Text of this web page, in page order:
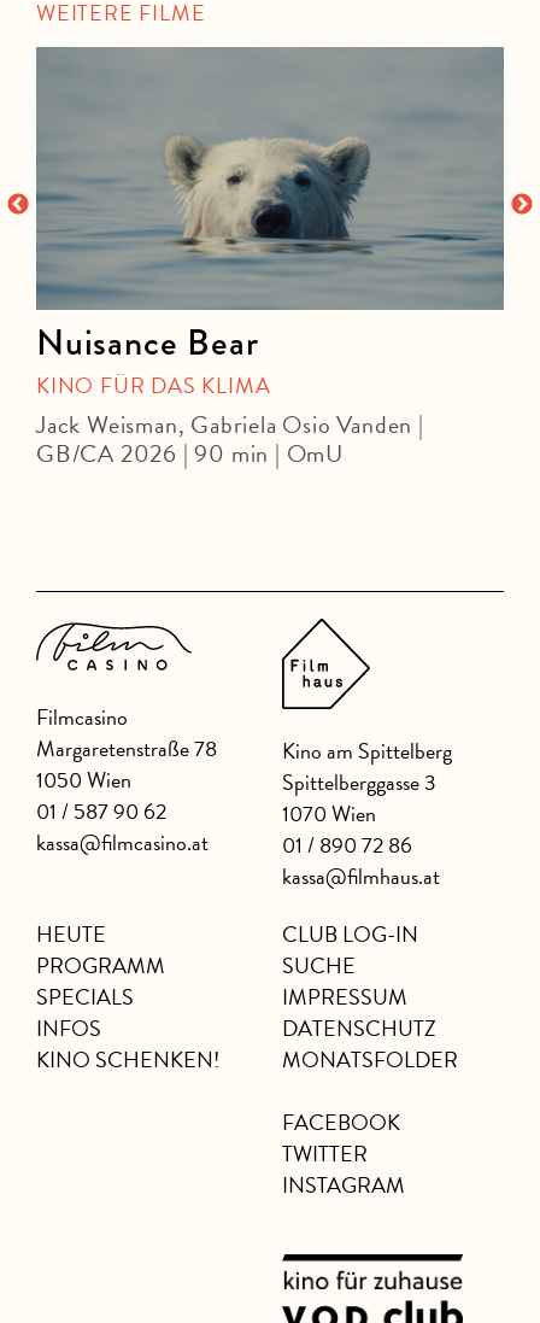
WEITERE FILME
Nuisance Bear
KINO FÜR DAS KLIMA
Jack Weisman, Gabriela Osio Vanden |
GB/CA 2026 | 90 min | OmU
Filmcasino
Margaretenstraße 78
1050 Wien
01 / 587 90 62
kassa@filmcasino.at
Kino am Spittelberg
Spittelberggasse 3
1070 Wien
01 / 890 72 86
kassa@filmhaus.at
HEUTE
PROGRAMM
SPECIALS
INFOS
KINO SCHENKEN!
CLUB LOG-IN
SUCHE
IMPRESSUM
DATENSCHUTZ
MONATSFOLDER
FACEBOOK
TWITTER
INSTAGRAM